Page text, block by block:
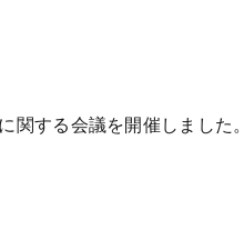
関する会議を開催しました。